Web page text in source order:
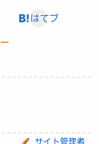
はてブ
サイト管理者